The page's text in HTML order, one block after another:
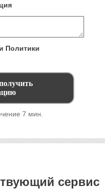
Политики
7 мин.
сервис